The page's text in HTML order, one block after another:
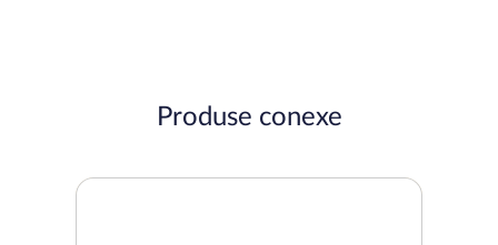
Produse conexe